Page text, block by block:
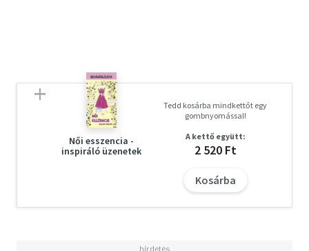
Női esszencia -
inspiráló üzenetek
Tedd kosárba mindkettőt egy
gombnyomással!
A kettő együtt:
2 520 Ft
Kosárba